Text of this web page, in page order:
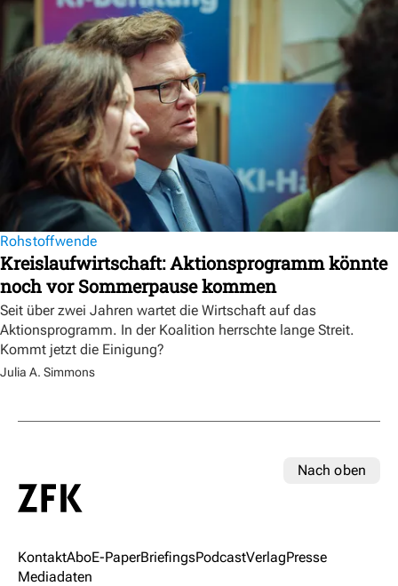
Rohstoffwende
Kreislaufwirtschaft: Aktionsprogramm könnte
noch vor Sommerpause kommen
Seit über zwei Jahren wartet die Wirtschaft auf das
Aktionsprogramm. In der Koalition herrschte lange Streit.
Kommt jetzt die Einigung?
Julia A. Simmons
Nach oben
KontaktAboE-PaperBriefingsPodcastVerlagPresse
Mediadaten